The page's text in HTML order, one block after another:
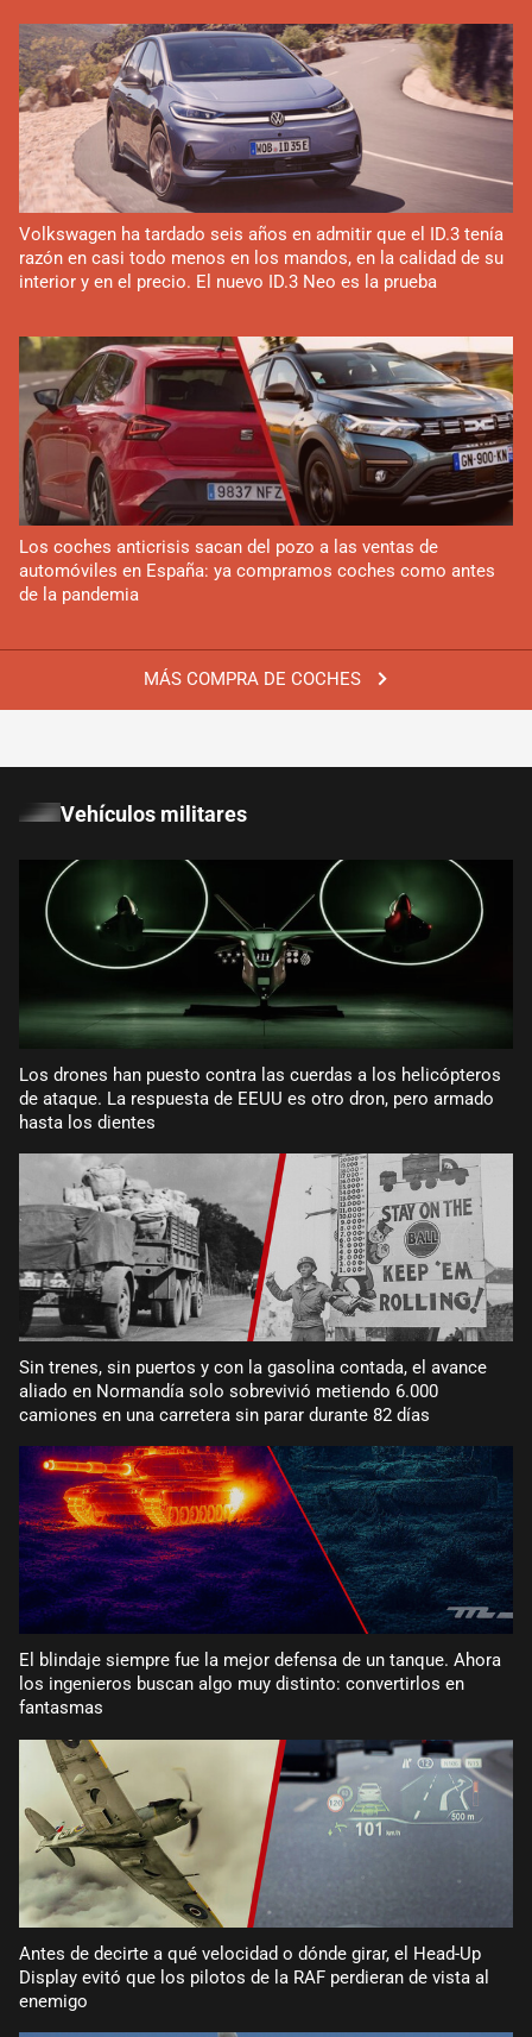
MÁS COMPRA DE COCHES
Volkswagen ha tardado seis años en admitir que el ID.3 tenía
razón en casi todo menos en los mandos, en la calidad de su
interior y en el precio. El nuevo ID.3 Neo es la prueba
Los coches anticrisis sacan del pozo a las ventas de
automóviles en España: ya compramos coches como antes
de la pandemia
Vehículos militares
Los drones han puesto contra las cuerdas a los helicópteros
de ataque. La respuesta de EEUU es otro dron, pero armado
hasta los dientes
Sin trenes, sin puertos y con la gasolina contada, el avance
aliado en Normandía solo sobrevivió metiendo 6.000
camiones en una carretera sin parar durante 82 días
El blindaje siempre fue la mejor defensa de un tanque. Ahora
los ingenieros buscan algo muy distinto: convertirlos en
fantasmas
Antes de decirte a qué velocidad o dónde girar, el Head-Up
Display evitó que los pilotos de la RAF perdieran de vista al
enemigo